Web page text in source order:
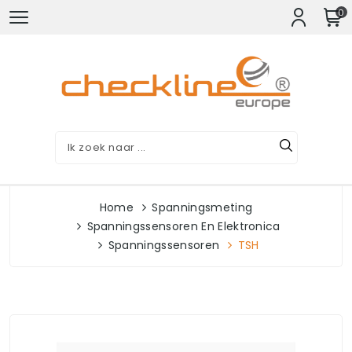
0
Home
Spanningsmeting
Spanningssensoren En Elektronica
Spanningssensoren
TSH